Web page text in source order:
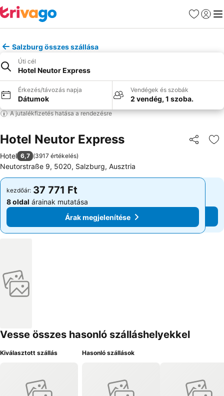
Kedvencek
Salzburg összes szállása
Úti cél
Hotel Neutor Express
Érkezés/távozás napja
Dátumok
Vendégek és szobák
2 vendég, 1 szoba.
A jutalékfizetés hatása a rendezésre
Hotel Neutor Express
Hotel 6,7 (3917 értékelés)
Neutorstraße 9, 5020, Salzburg, Ausztria
kezdőár: 37 771 Ft
8 oldal árainak mutatása
Árak megjelenítése
kezdőár: 37 771 Ft
8 oldal árainak mutatása
Árak megjelenítése
Vesse összes hasonló szálláshelyekkel
Kiválasztott szállás Hasonló szállások